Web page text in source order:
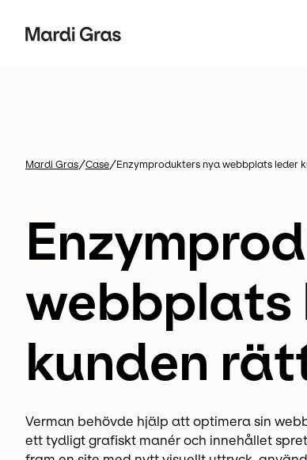
Mardi Gras/Case/Enzymprodukters nya webbplats leder
webbplats
kunden
Verman behövde hjälp att optimera sin
ett tydligt grafiskt manér och innehållet